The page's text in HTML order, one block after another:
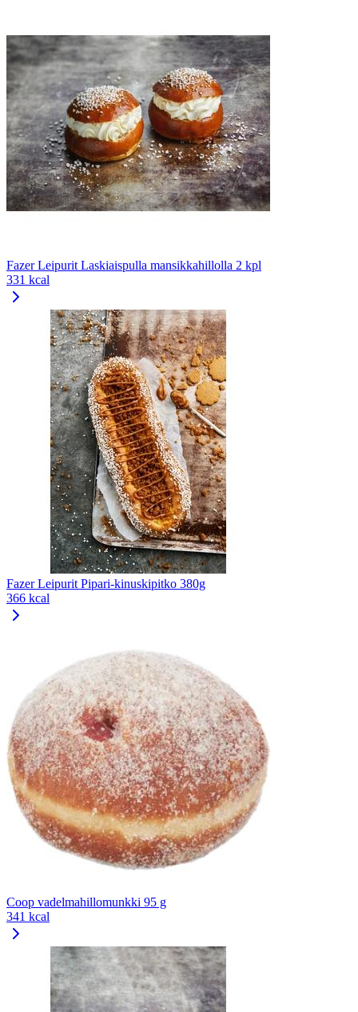
Fazer Leipurit Laskiaispulla mansikkahillolla 2 kpl
331 kcal
Fazer Leipurit Pipari-kinuskipitko 380g
366 kcal
Coop vadelmahillomunkki 95 g
341 kcal